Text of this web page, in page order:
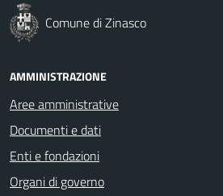
Comune di Zinasco
AMMINISTRAZIONE
Aree amministrative
Documenti e dati
Enti e fondazioni
Organi di governo